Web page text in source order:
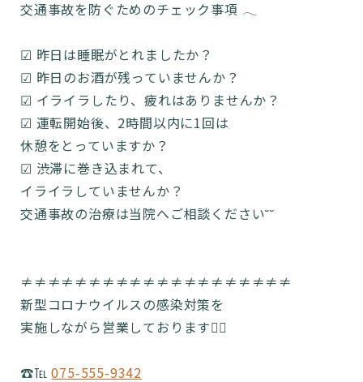
交通事故を防ぐためのチェック事項 𓂃
☑︎ 昨日は睡眠がとれましたか？
☑︎ 昨日のお酒が残っていませんか？
☑︎ イライラしたり、疲れはありませんか？
☑︎ 運転開始後、2時間以内に1回は
休憩をとっていますか？
☑︎ 渋滞に巻き込まれて、
イライラしていませんか？
交通事故の治療は当院へご相談ください˘˘
≠≠≠≠≠≠≠≠≠≠≠≠≠≠≠≠≠≠≠≠
新型コロナウイルスの感染対策を
実施しながら営業しております🙆‍♂️
☎️℡075-555-9342